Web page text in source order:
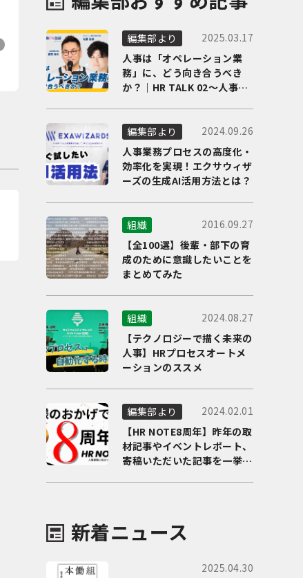
編集部より
2025.03.17
人事は「オペレーション業
務」に、どう向き合うべき
か？｜HR TALK 02～人事DX
編集部より
2024.09.26
人事業務プロセスの高度化・
効率化を実現！エクサウィザ
ーズの生成AI活用方法とは？
組織
2016.09.27
【全100選】後輩・部下の育
成のために意識したいことを
まとめてみた
組織
2024.08.27
【テクノロジーで描く未来の
人事】HRプロセスオートメ
ーションのススメ
編集部より
2024.02.01
【HR NOTE8周年】昨年の取
材記事やイベントレポート、
寄稿いただいた記事を一挙に
新着ニュース
2025.04.30